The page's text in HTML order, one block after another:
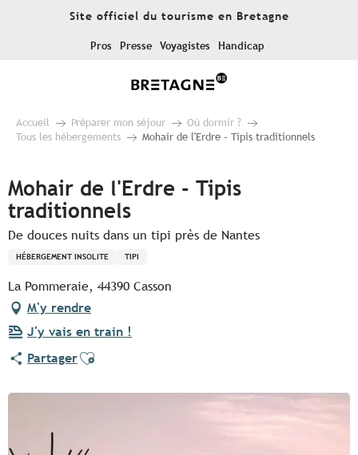
Site officiel du tourisme en Bretagne
Pros Presse Voyagistes Handicap
Accueil Préparer mon séjour
Où dormir ?
Tous les hébergements
Mohair de l'Erdre - Tipis traditionnels
Mohair de l'Erdre - Tipis
traditionnels
De douces nuits dans un tipi près de Nantes
HÉBERGEMENT INSOLITE TIPI
La Pommeraie, 44390 Casson
M'y rendre
J'y vais en train !
PartagerAjouter aux favoris